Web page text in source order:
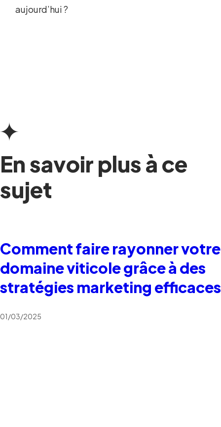
aujourd’hui ?
En savoir plus à ce
sujet
Comment faire rayonner votre
domaine viticole grâce à des
stratégies marketing efficaces
01/03/2025